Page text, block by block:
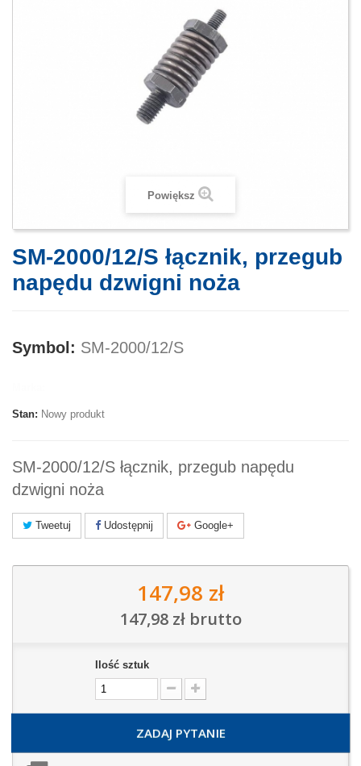
Powiększ
SM-2000/12/S łącznik, przegub
napędu dzwigni noża
Symbol: SM-2000/12/S
Stan: Nowy produkt
SM-2000/12/S łącznik, przegub napędu
dzwigni noża
Tweetuj Udostępnij Google+
147,98 zł
147,98 złbrutto
Ilość sztuk
ZADAJ PYTANIE